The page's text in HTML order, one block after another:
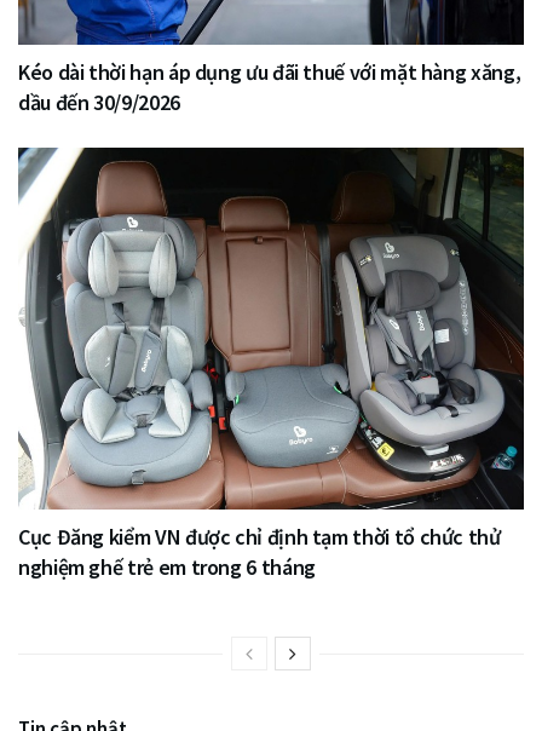
Kéo dài thời hạn áp dụng ưu đãi thuế với mặt hàng xăng,
dầu đến 30/9/2026
Cục Đăng kiểm VN được chỉ định tạm thời tổ chức thử
nghiệm ghế trẻ em trong 6 tháng